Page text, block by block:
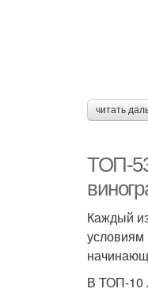
читать
ТОП-
Каждый
условиям
В ТОП-10